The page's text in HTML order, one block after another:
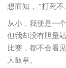
想而知， ”打死不
从小，我便是一
但我却没有胆量
比赛，都不会看
人鼓掌。